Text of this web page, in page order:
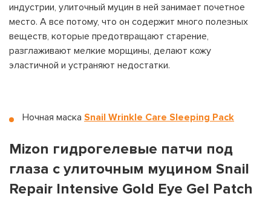
индустрии, улиточный муцин в ней занимает почетное
место. А все потому, что он содержит много полезных
веществ, которые предотвращают старение,
разглаживают мелкие морщины, делают кожу
эластичной и устраняют недостатки.
Ночная маска Snail Wrinkle Care Sleeping Pack
Mizon гидрогелевые патчи под
глаза с улиточным муцином Snail
Repair Intensive Gold Eye Gel Patch